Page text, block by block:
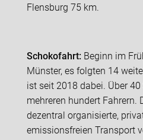
Flensburg 75 km.
Schokofahrt: Beginn im
Münster, es folgten 14
ist seit 2018 dabei. Über
mehreren hundert Fahrern.
dezentral organisierte,
emissionsfreien Transport